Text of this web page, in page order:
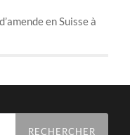
en Suisse à